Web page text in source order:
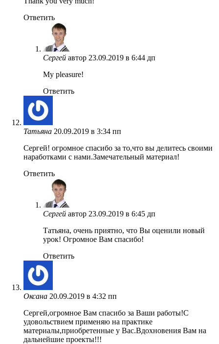
Ответить
Сергей автор 23.09.2019 в 6:44 дп
My pleasure!
Ответить
Татьяна 20.09.2019 в 3:34 пп
Сергей! огромное спасибо за то,что вы делитесь своими
наработками с нами.Замечательный материал!
Ответить
Сергей автор 23.09.2019 в 6:45 дп
Татьяна, очень приятно, что Вы оценили новый
урок! Огромное Вам спасибо!
Ответить
Оксана 20.09.2019 в 4:32 пп
Сергей,огромное Вам спасибо за Ваши работы!С
удовольствием применяю на практике
материалы,приобретенные у Вас.Вдохновения Вам на
дальнейшие проекты!!!